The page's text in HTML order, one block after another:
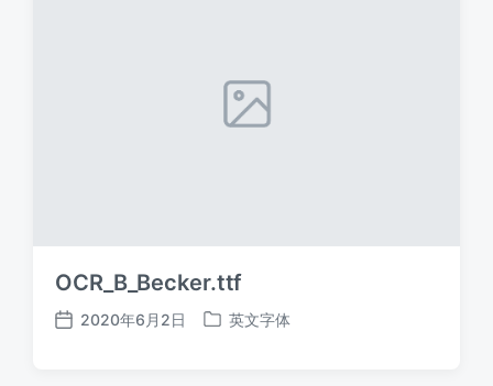
OCR_B_Becker.ttf
发
2020年6月2日
发
英文字体